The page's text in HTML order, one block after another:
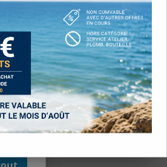
FAVORIS
CÔTE & NAGE NOUVEAUTÉS
MARES GENIUS
&
des
de
aux
sous-
en